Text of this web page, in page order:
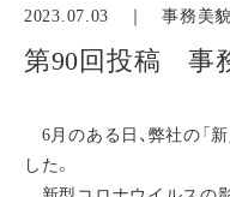
2023.07.03 ｜事務美
第90回投稿 事
6月のある日、弊社の「
した。